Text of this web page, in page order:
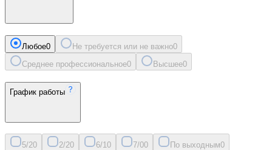
Любое0 Не требуется или не важно0
Среднее профессиональное0 Высшее0
График работы
5/20 2/20 6/10 7/00 По выходным0